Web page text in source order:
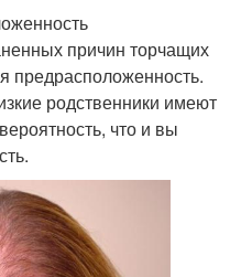
причин торчащих
предрасположенность.
родственники имеют
что и вы